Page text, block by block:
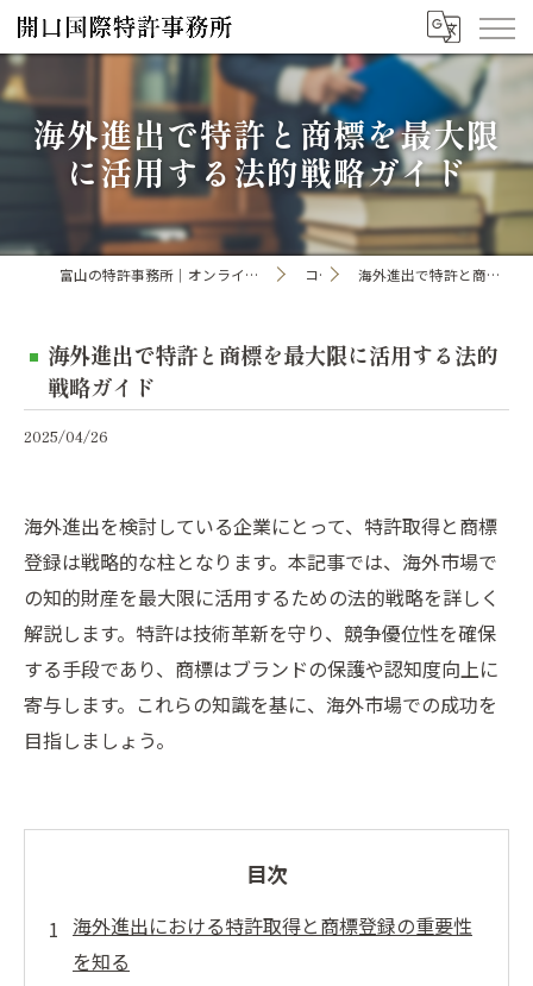
海外進出で特許と商標を最大限
に活用する法的戦略ガイド
富山の特許事務所｜オンライン手続き・申請・出願なら「開口国際特許事務所」 コラム 海外進出で特許と商標を最大限に活用する法的戦略ガイド
海外進出で特許と商標を最大限に活用する法的
戦略ガイド
2025/04/26
海外進出を検討している企業にとって、特許取得と商標
登録は戦略的な柱となります。本記事では、海外市場で
の知的財産を最大限に活用するための法的戦略を詳しく
解説します。特許は技術革新を守り、競争優位性を確保
する手段であり、商標はブランドの保護や認知度向上に
寄与します。これらの知識を基に、海外市場での成功を
目指しましょう。
目次
海外進出における特許取得と商標登録の重要性
を知る